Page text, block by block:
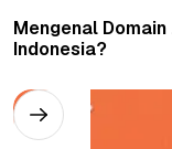
Mengenal
Indonesia?